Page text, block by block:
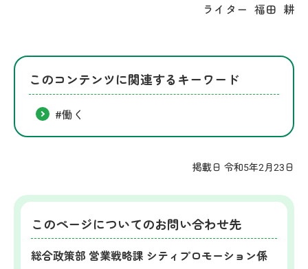
ライター 福田 耕
このコンテンツに関連するキーワード
#働く
掲載日 令和5年2月23日
このページについてのお問い合わせ先
総合政策部 営業戦略課 シティプロモーション係